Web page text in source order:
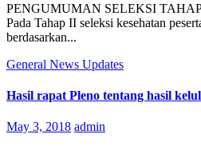
PENGUMUMAN SELEKSI
Pada Tahap II seleksi kesehatan
berdasarkan...
General News Updates
Hasil rapat Pleno tentang hasil
May 3, 2018 admin